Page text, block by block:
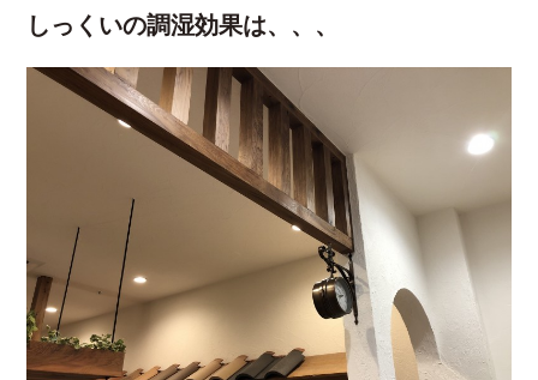
しっくいの調湿効果は、、、